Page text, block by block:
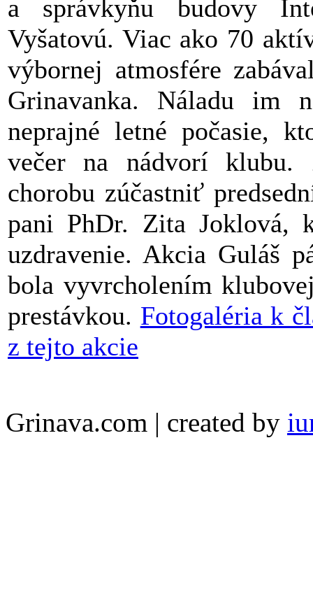
a správkyňu budovy
Vyšatovú. Viac ako 70
výbornej atmosfére
Grinavanka. Náladu im
neprajné letné počasie,
večer na nádvorí klubu.
chorobu zúčastniť
pani PhDr. Zita Joklová,
uzdravenie. Akcia Guláš
bola vyvrcholením
prestávkou. Fotogaléria k
z tejto akcie
Grinava.com | created by